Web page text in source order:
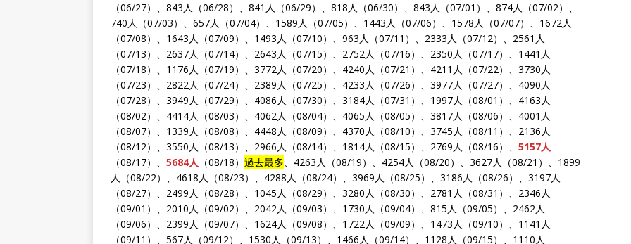
（06/27）、843人（06/28）、841人（06/29）、818人（06/30）、843人（07/01）、874人（07/02）、
740人（07/03）、657人（07/04）、1589人（07/05）、1443人（07/06）、1578人（07/07）、1672人
（07/08）、1643人（07/09）、1493人（07/10）、963人（07/11）、2333人（07/12）、2561人
（07/13）、2637人（07/14）、2643人（07/15）、2752人（07/16）、2350人（07/17）、1441人
（07/18）、1176人（07/19）、3772人（07/20）、4240人（07/21）、4211人（07/22）、3730人
（07/23）、2822人（07/24）、2389人（07/25）、4233人（07/26）、3977人（07/27）、4090人
（07/28）、3949人（07/29）、4086人（07/30）、3184人（07/31）、1997人（08/01）、4163人
（08/02）、4414人（08/03）、4062人（08/04）、4065人（08/05）、3817人（08/06）、4001人
（08/07）、1339人（08/08）、4448人（08/09）、4370人（08/10）、3745人（08/11）、2136人
（08/12）、3550人（08/13）、2966人（08/14）、1814人（08/15）、2769人（08/16）、 5157人
（08/17）、 5684人 （08/18） 過去最多、4263人（08/19）、4254人（08/20）、3627人（08/21）、1899
人（08/22）、4618人（08/23）、4288人（08/24）、3969人（08/25）、3186人（08/26）、3197人
（08/27）、2499人（08/28）、1045人（08/29）、3280人（08/30）、2781人（08/31）、2346人
（09/01）、2010人（09/02）、2042人（09/03）、1730人（09/04）、815人（09/05）、2462人
（09/06）、2399人（09/07）、1624人（09/08）、1722人（09/09）、1473人（09/10）、1141人
（09/11）、567人（09/12）、1530人（09/13）、1466人（09/14）、1128人（09/15）、1110人